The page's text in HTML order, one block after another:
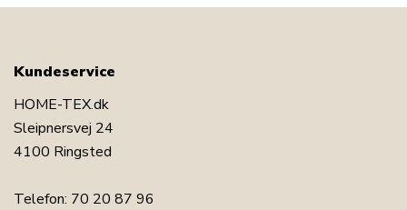
Kundeservice
HOME-TEX.dk
Sleipnersvej 24
4100 Ringsted
Telefon: 70 20 87 96